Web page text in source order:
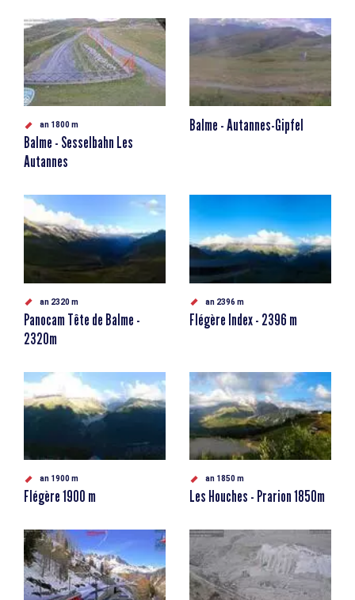
an 1800 m
Balme - Sesselbahn Les
Autannes
Balme - Autannes-Gipfel
an 2320 m
Panocam Tête de Balme -
2320m
an 2396 m
Flégère Index - 2396 m
an 1900 m
Flégère 1900 m
an 1850 m
Les Houches - Prarion 1850m